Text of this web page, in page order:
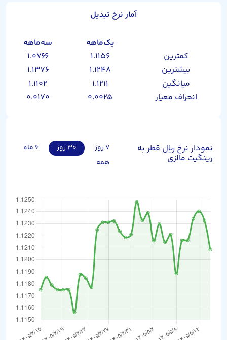
آمار نرخ تبدیل
یک‌ماهه
سه‌ماهه
کمترین
۱.۱۱۵۶
۱.۰۷۶۶
بیشترین
۱.۱۲۴۸
۱.۱۳۷۶
میانگین
۱.۱۲۱۱
۱.۱۱۰۲
انحراف معیار
۰.۰۰۲۵ ۰.۰۱۷۰
نمودار نرخ ریال قطر به
رینگیت مالزی
۷ روز ۳۰ روز
۶ ماه
همه